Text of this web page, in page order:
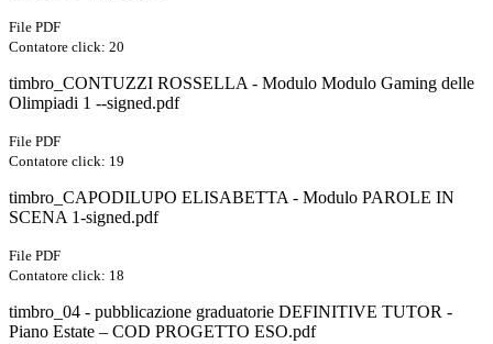
File PDF
Contatore click: 20
timbro_CONTUZZI ROSSELLA - Modulo Modulo Gaming delle
Olimpiadi 1 --signed.pdf
File PDF
Contatore click: 19
timbro_CAPODILUPO ELISABETTA - Modulo PAROLE IN
SCENA 1-signed.pdf
File PDF
Contatore click: 18
timbro_04 - pubblicazione graduatorie DEFINITIVE TUTOR -
Piano Estate – COD PROGETTO ESO.pdf